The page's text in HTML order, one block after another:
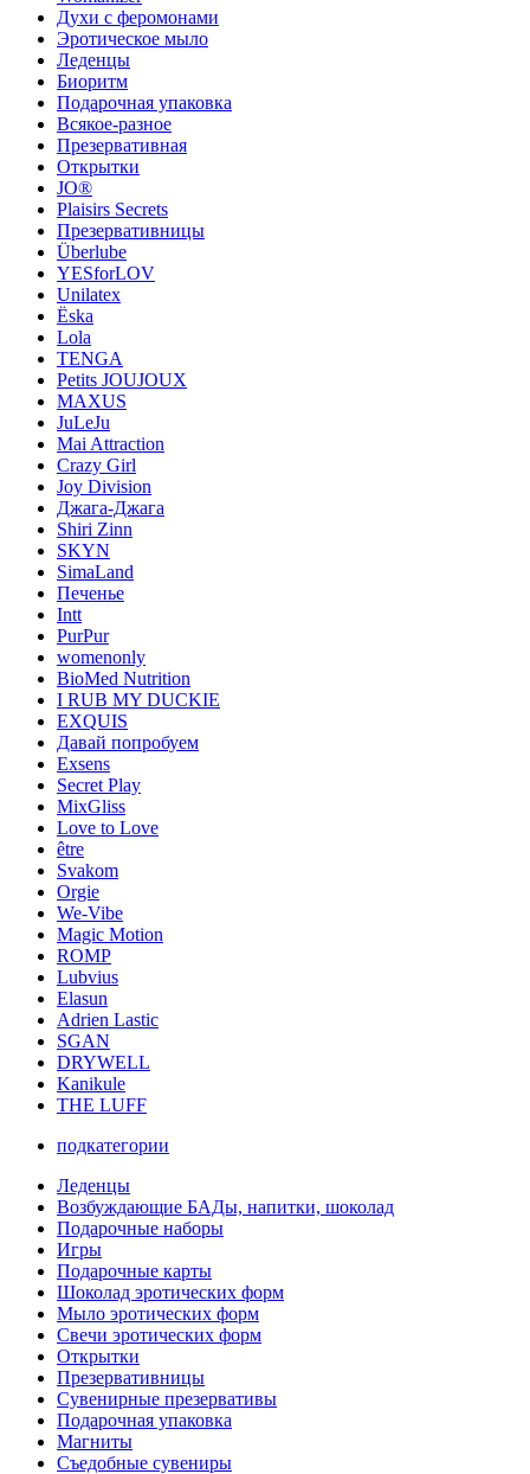
Духи с феромонами
Эротическое мыло
Леденцы
Биоритм
Подарочная упаковка
Всякое-разное
Презервативная
Открытки
JO®
Plaisirs Secrets
Презервативницы
Überlube
YESforLOV
Unilatex
Ёska
Lola
TENGA
Petits JOUJOUX
MAXUS
JuLeJu
Mai Attraction
Crazy Girl
Joy Division
Джага-Джага
Shiri Zinn
SKYN
SimaLand
Печенье
Intt
PurPur
womenonly
BioMed Nutrition
I RUB MY DUCKIE
EXQUIS
Давай попробуем
Exsens
Secret Play
MixGliss
Love to Love
être
Svakom
Orgie
We-Vibe
Magic Motion
ROMP
Lubvius
Elasun
Adrien Lastic
SGAN
DRYWELL
Kanikule
THE LUFF
подкатегории
Леденцы
Возбуждающие БАДы, напитки, шоколад
Подарочные наборы
Игры
Подарочные карты
Шоколад эротических форм
Мыло эротических форм
Свечи эротических форм
Открытки
Презервативницы
Сувенирные презервативы
Подарочная упаковка
Магниты
Съедобные сувениры